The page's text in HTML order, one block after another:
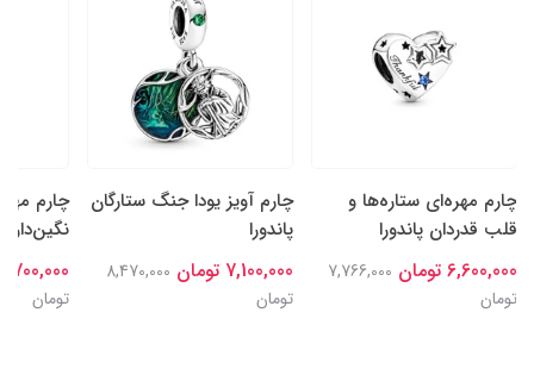
چارم مهره‌ای ستاره‌ها و
قلب قدردان پاندورا
6,600,000 تومان
7,766,000
تومان
چارم آویز یودا جنگ ستارگان
پاندورا
7,100,000 تومان
8,470,000
تومان
چارم
نگین‌دار
6,700,000
تومان